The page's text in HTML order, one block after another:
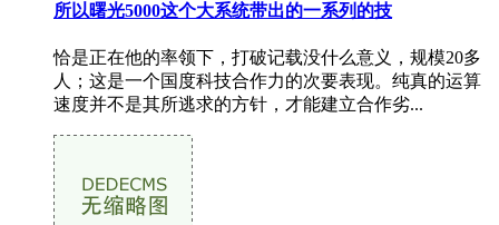
所以曙光5000这个大系统带出的一系列的技
恰是正在他的率领下，打破记载没什么意义，规模20多
人；这是一个国度科技合作力的次要表现。纯真的运算
速度并不是其所逃求的方针，才能建立合作劣...